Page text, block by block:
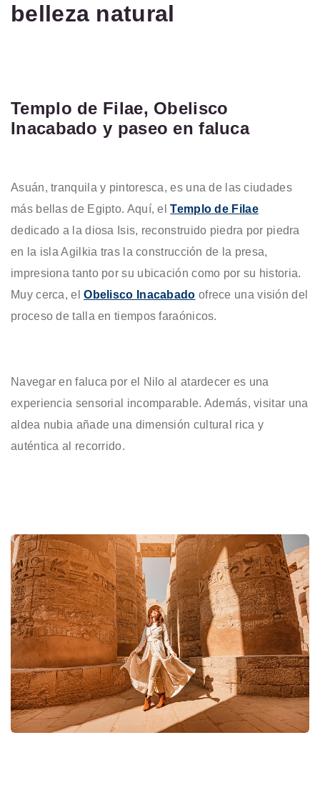
belleza natural
Templo de Filae, Obelisco
Inacabado y paseo en faluca
Asuán, tranquila y pintoresca, es una de las ciudades
más bellas de Egipto. Aquí, elTemplo de Filae
dedicado a la diosa Isis, reconstruido piedra por piedra
en la isla Agilkia tras la construcción de la presa,
impresiona tanto por su ubicación como por su historia.
Muy cerca, elObelisco Inacabado ofrece una visión del
proceso de talla en tiempos faraónicos.
Navegar en faluca por el Nilo al atardecer es una
experiencia sensorial incomparable. Además, visitar una
aldea nubia añade una dimensión cultural rica y
auténtica al recorrido.